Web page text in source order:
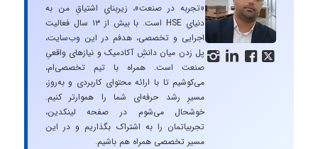
   
«تجربه در صنعت»، زیربنایِ اشتیاقِ من به
دنیایِ HSE است. با بیش از ۱۳ سال فعالیت
اجرایی و تخصصی، هدفم در این وب‌سایت،
پل زدن میان دانشِ آکادمیک و نیازهای واقعیِ
صنعت است. همراه با تیم تخصصی‌ام،
می‌کوشیم تا با ارائه محتوای کاربردی و به‌روز،
مسیرِ رشد حرفه‌ای شما را هموارتر کنیم.
خوشحال می‌شوم در صفحه لینکدین،
تجربیاتمان را به اشتراک بگذاریم و در این
مسیر تخصصی همراه هم باشیم.